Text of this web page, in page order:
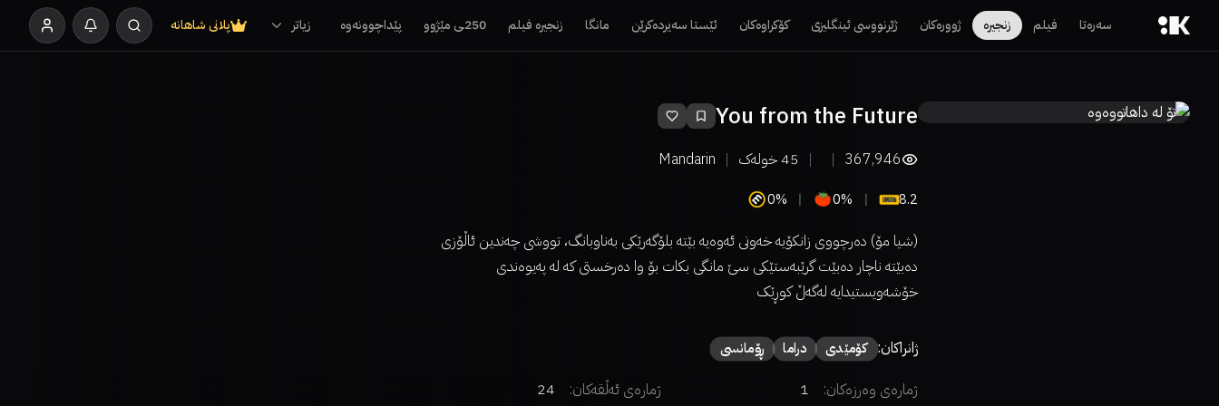
سەرەتا فیلم زنجیرە ژوورەکان ژێرنووسی ئینگلیزی کۆکراوەکان ئێستا سەیردەکرێن مانگا زنجیرە فیلم 250ـی مێژوو پێداچوونەوە زیاتر پلانی شاهانە
You from the Future
367,946
45خولەک Mandarin
8.2
0%
0%
(شیا مۆ) دەرچووی زانکۆیە خەونی ئەوەیە بێتە بلۆگەرێکی بەناوبانگ، تووشی چەندین ئاڵۆزی
دەبێتە ناچار دەبێت گرێبەستێکی سێ مانگی بکات بۆ وا دەرخستی کە لە پەیوەندی
خۆشەویستیدایە لەگەڵ کوڕێک
ژانراکان: كۆمێدی دراما ڕۆمانسی
ژمارەی وەرزەکان: 1 ژمارەی ئەڵقەکان:
24